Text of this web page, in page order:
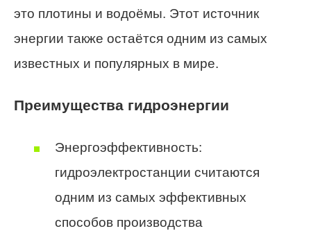
это плотины и водоёмы. Этот источник
энергии также остаётся одним из самых
известных и популярных в мире.
Преимущества гидроэнергии
Энергоэффективность:
гидроэлектростанции считаются
одним из самых эффективных
способов производства